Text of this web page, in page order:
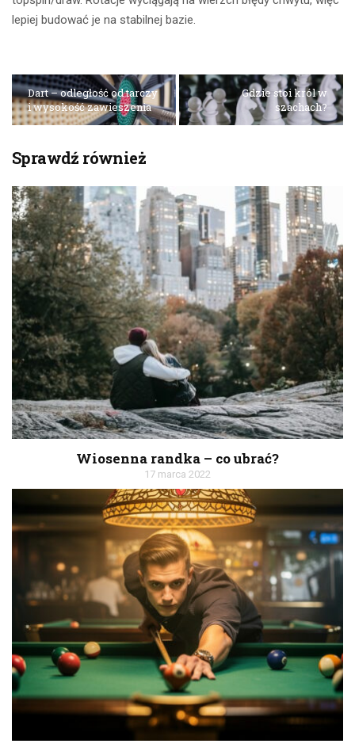
lepiej budować je na stabilnej bazie.
Dart – odległość od tarczy
i wysokość zawieszenia
Gdzie stoi król w
szachach?
Sprawdź również
Wiosenna randka – co ubrać?
17 marca 2022